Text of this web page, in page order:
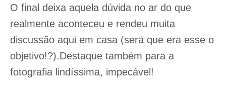
O final deixa aquela dúvida no ar do que
realmente aconteceu e rendeu muita
discussão aqui em casa (será que era esse o
objetivo!?).Destaque também para a
fotografia lindíssima, impecável!